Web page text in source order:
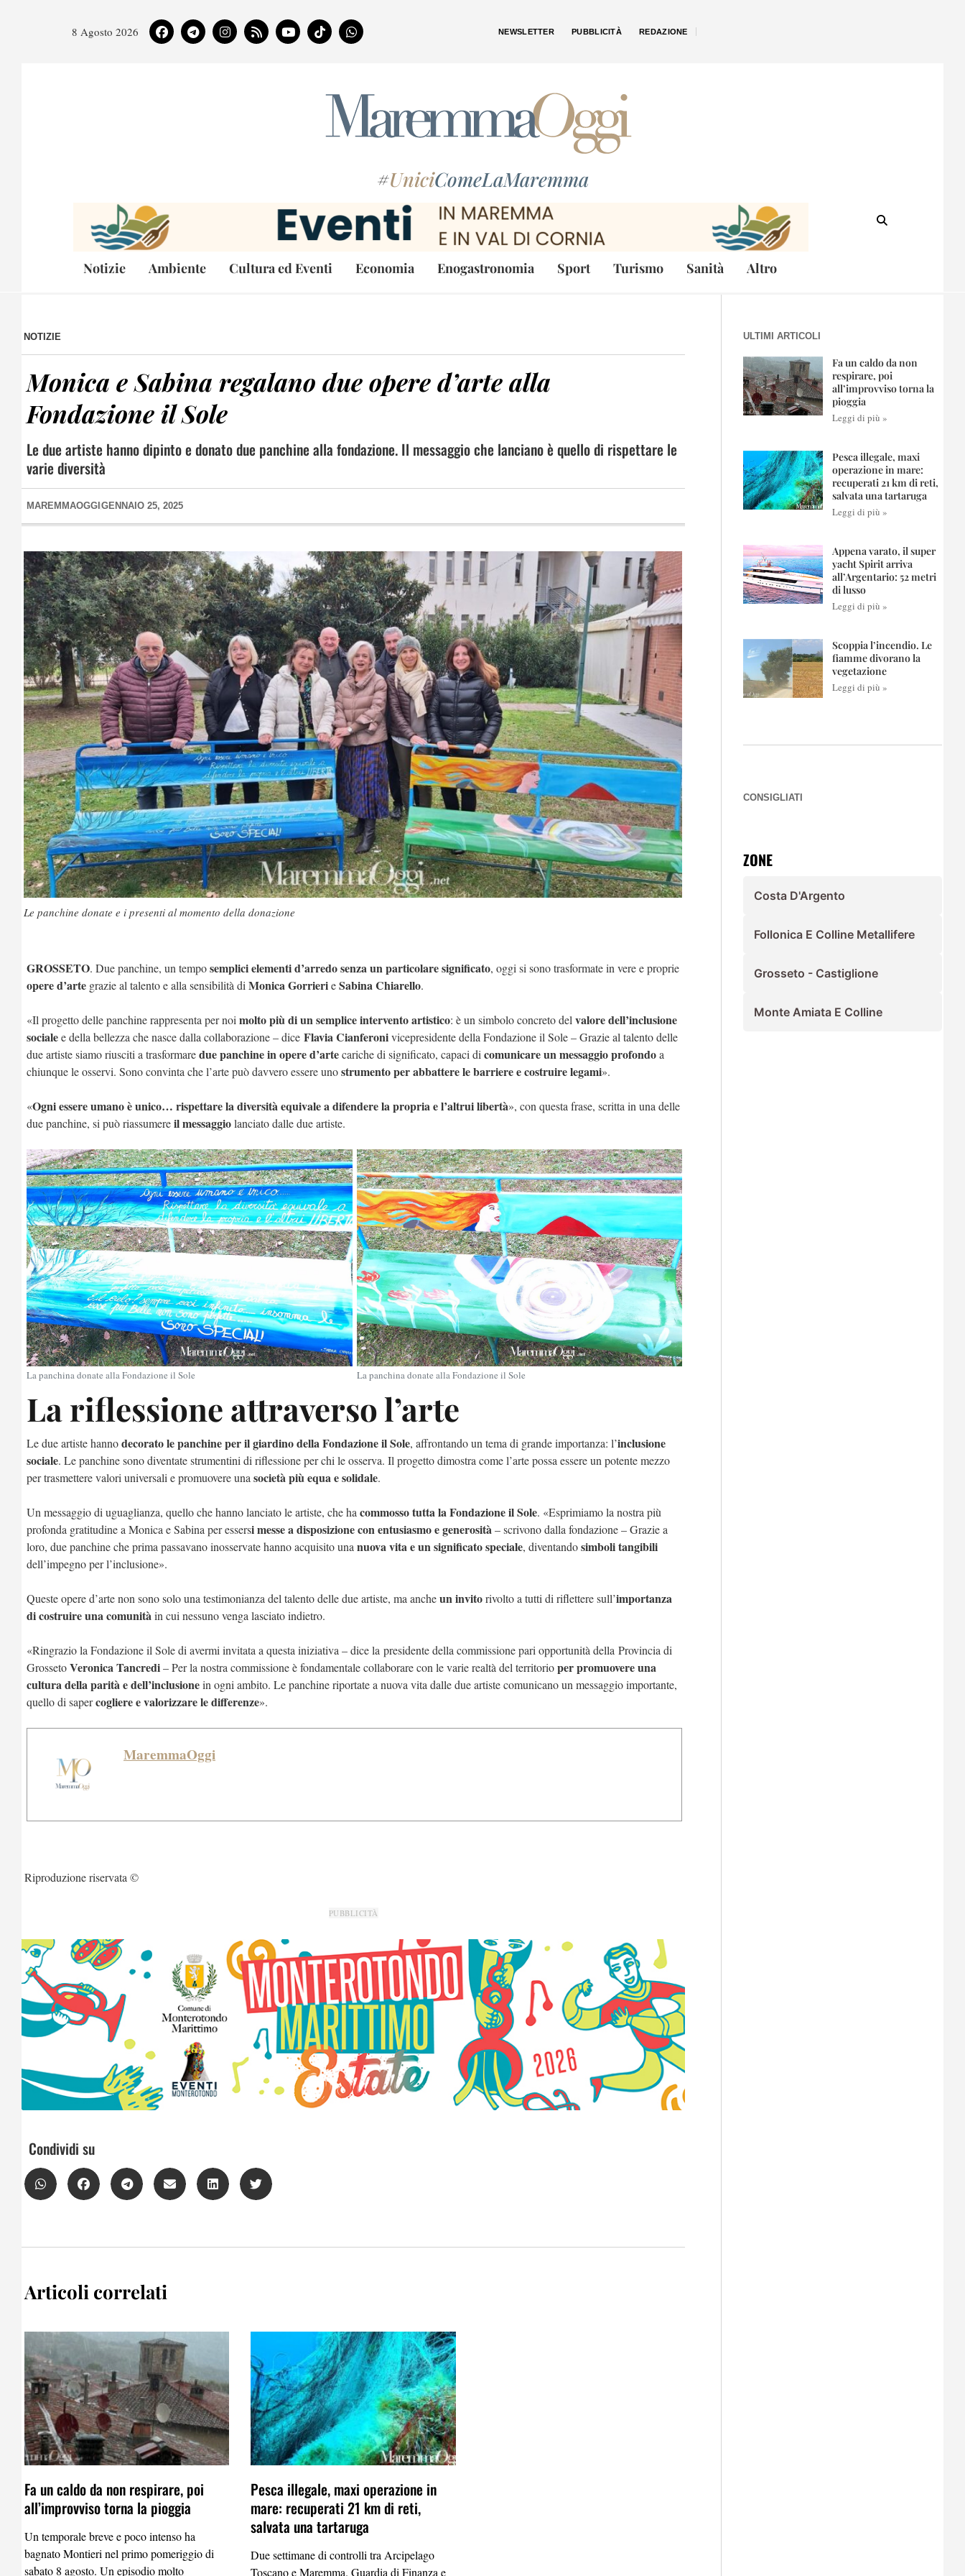
8 Agosto 2026 NEWSLETTER PUBBLICITÀ REDAZIONE
#UniciComeLaMaremma
Notizie Ambiente Cultura ed Eventi Economia Enogastronomia Sport Turismo Sanità Altro
NOTIZIE
Monica e Sabina regalano due opere d’arte alla
Fondazione il Sole
Le due artiste hanno dipinto e donato due panchine alla fondazione. Il messaggio che lanciano è quello di rispettare le
varie diversità
MAREMMAOGGI GENNAIO 25, 2025
Le panchine donate e i presenti al momento della donazione
GROSSETO. Due panchine, un temposemplici elementi d’arredo senza un particolare significato, oggi si sono trasformate in vere e proprie
opere d’arte grazie al talento e alla sensibilità di Monica GorrierieSabina Chiarello.
«Il progetto delle panchine rappresenta per noi molto più di un semplice intervento artistico: è un simbolo concreto del valore dell’inclusione
socialee della bellezza che nasce dalla collaborazione – dice Flavia Cianferonivicepresidente della Fondazione il Sole– Grazie al talento delle
due artiste siamo riusciti a trasformaredue panchine in opere d’artecariche di significato, capaci di comunicare un messaggio profondoa
chiunque le osservi. Sono convinta che l’arte può davvero essere unostrumento per abbattere le barriere e costruire legami».
«Ogni essere umano è unico… rispettare la diversità equivale a difendere la propria e l’altrui libertà», con questa frase, scritta in una delle
due panchine, si può riassumereil messaggiolanciato dalle due artiste.
La panchina donate alla Fondazione il Sole La panchina donate alla Fondazione il Sole
La riflessione attraverso l’arte
Le due artiste hannodecorato le panchine per il giardino della Fondazione il Sole, affrontando un tema di grande importanza: l’inclusione
sociale. Le panchine sono diventate strumentini di riflessione per chi le osserva. Il progetto dimostra come l’arte possa essere un potente mezzo
per trasmettere valori universali e promuovere una società più equa e solidale.
Un messaggio di uguaglianza, quello che hanno lanciato le artiste, che ha commosso tutta la Fondazione il Sole. «Esprimiamo la nostra più
profonda gratitudine a Monica e Sabina per essersi messe a disposizione con entusiasmo e generosità– scrivono dalla fondazione – Grazie a
loro, due panchine che prima passavano inosservate hanno acquisito una nuova vita e un significato speciale, diventandosimboli tangibili
dell’impegno per l’inclusione».
Queste opere d’arte non sono solo una testimonianza del talento delle due artiste, ma ancheun invitorivolto a tutti di riflettere sull’importanza
di costruire una comunitàin cui nessuno venga lasciato indietro.
«Ringrazio la Fondazione il Sole di avermi invitata a questa iniziativa – dice la presidente della commissione pari opportunità della Provincia di
GrossetoVeronica Tancredi– Per la nostra commissione è fondamentalecollaborare con le varie realtà del territorioper promuovere una
cultura della parità edell’inclusionein ogni ambito. Le panchine riportate a nuova vita dalle due artistecomunicano un messaggio importante,
quello di sapercogliere e valorizzare ledifferenze».
MaremmaOggi
Riproduzione riservata ©
PUBBLICITÀ
Condividi su
Articoli correlati
Fa un caldo da non respirare, poi
all’improvviso torna la pioggia
Un temporale breve e poco intenso ha
bagnato Montieri nel primo pomeriggio di
sabato 8 agosto. Un episodio molto
Pesca illegale, maxi operazione in
mare: recuperati 21 km di reti,
salvata una tartaruga
Due settimane di controlli tra Arcipelago
Toscano e Maremma. Guardia di Finanza e
ULTIMI ARTICOLI
Fa un caldo da non
respirare, poi
all’improvviso torna la
pioggia
Leggi di più »
Pesca illegale, maxi
operazione in mare:
recuperati 21 km di reti,
salvata una tartaruga
Leggi di più »
Appena varato, il super
yacht Spirit arriva
all’Argentario: 52 metri
di lusso
Leggi di più »
Scoppia l’incendio. Le
fiamme divorano la
vegetazione
Leggi di più »
CONSIGLIATI
ZONE
Costa D'Argento
Follonica E Colline Metallifere
Grosseto - Castiglione
Monte Amiata E Colline